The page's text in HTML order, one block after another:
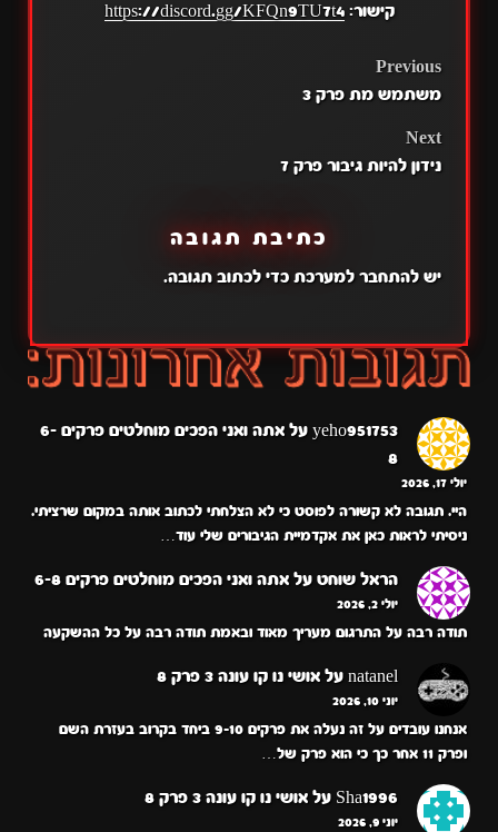
קישור:https://discord.gg/KFQn9TU7t4
POST
Previous
משתמש מת פרק 3
Next
נידון להיות גיבור פרק 7
כתיבת תגובה
יש להתחבר למערכתכדי לכתוב תגובה.
yeho951753 על
אתה ואני הפכים מוחלטים פרקים 6-
8
יולי 17, 2026
היי. תגובה לא קשורה לפוסט כי לא הצלחתי לכתוב אותה במקום שרציתי.
ניסיתי לראות כאן את אקדמיית הגיבורים שלי עוד…
הראל שוחט על אתה ואני הפכים מוחלטים פרקים 6-8
יולי 2, 2026
תודה רבה על התרגום מעריך מאוד ובאמת תודה רבה על כל ההשקעה
natanel על אושי נו קו עונה 3 פרק 8
יוני 10, 2026
אנחנו עובדים על זה נעלה את פרקים 9-10 ביחד בקרוב בעזרת השם
ופרק 11 אחר כך כי הוא פרק של…
Sha1996 על אושי נו קו עונה 3 פרק 8
יוני 9, 2026